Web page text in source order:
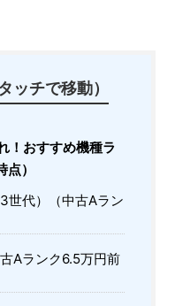
ッチで移動）
！おすすめ機種ラ
）
世代）（中古Aラン
Aランク6.5万円前